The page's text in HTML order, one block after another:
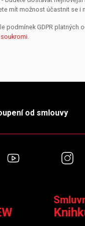
mít možnost účastnit se i
GDPR platných
soukromi.
od smlouvy
YouTube